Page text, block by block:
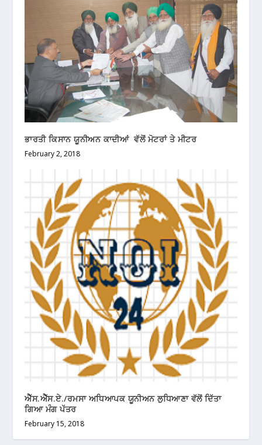
ਭਾਰਤੀ ਕਿਸਾਨ ਯੂਨੀਅਨ ਕਾਦੀਆਂ ਵੱਲੋਂ ਮੋਟਰਾਂ ਤੇ ਮੀਟਰ
February 2, 2018
ਐੱਸ.ਐੱਸ.ਏ./ਰਮਸਾ ਅਧਿਆਪਕ ਯੂਨੀਅਨ ਲੁਧਿਆਣਾ ਵੱਲੋਂ ਦਿੱਤਾ
ਗਿਆ ਮੰਗ ਪੱਤਰ
February 15, 2018